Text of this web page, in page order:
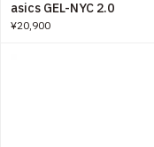
asics GEL-NYC 2.0
¥20,900